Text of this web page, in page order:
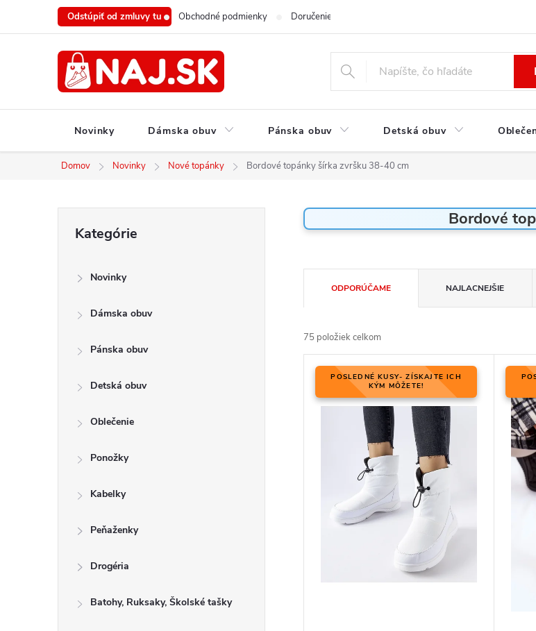
Odstúpiť od zmluvy tu Obchodné podmienky Doručenie a platba
Novinky Dámska obuv Pánska obuv Detská obuv
Domov Novinky Nové topánky Bordové topánky šírka zvršku 38-40 cm
kategórie
Kategórie
Novinky
Dámska obuv
Pánska obuv
Detská obuv
Oblečenie
Ponožky
Kabelky
Peňaženky
Drogéria
Batohy, Ruksaky, Školské tašky
Bordové
e
n
ODPORÚČAME NAJLACNEJŠIE
75 položiek celkom
POSLEDNÉ KUSY- ZÍSKAJTE ICH
KÝM MÔŽETE!